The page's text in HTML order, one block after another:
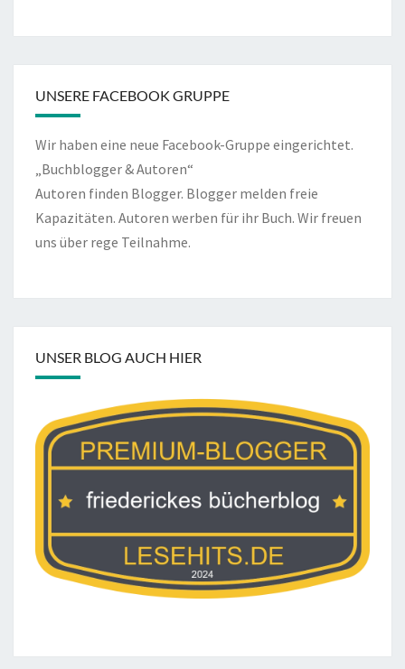
UNSERE FACEBOOK GRUPPE
Wir haben eine neue Facebook-Gruppe eingerichtet.
„Buchblogger & Autoren“
Autoren finden Blogger. Blogger melden freie
Kapazitäten. Autoren werben für ihr Buch. Wir freuen
uns über rege Teilnahme.
UNSER BLOG AUCH HIER